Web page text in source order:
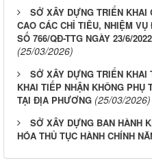
SỞ XÂY DỰNG TRIỂN KHAI
CAO CÁC CHỈ TIÊU, NHIỆM
SỐ 766/QĐ-TTG NGÀY 23/6/
(25/03/2026)
SỞ XÂY DỰNG TRIỂN KHAI
KHAI TIẾP NHẬN KHÔNG PHỤ
TẠI ĐỊA PHƯƠNG (25/03/2026)
SỞ XÂY DỰNG BAN HÀNH
HÓA THỦ TỤC HÀNH CHÍNH
LỊCH CÔNG TÁC CỦA LÃNH
03/8 đến ngày 08/8/2026)